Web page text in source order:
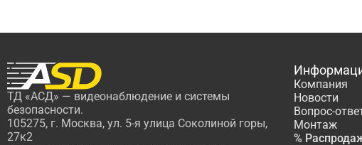
ТД «АСД» — видеонаблюдение и системы
безопасности.
105275, г. Москва, ул. 5-я улица Соколиной горы,
27к2
Компания
Новости
Вопрос-
Монтаж
%